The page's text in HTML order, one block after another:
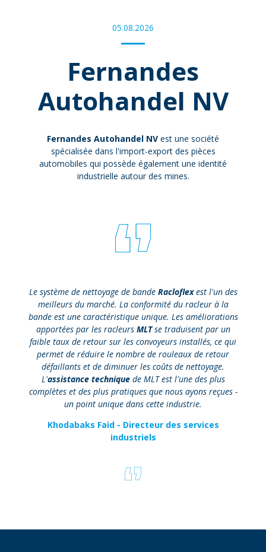
05.08.2026
Fernandes
Autohandel NV
Fernandes Autohandel NV est une société
spécialisée dans l'import-export des pièces
automobiles qui possède également une identité
industrielle autour des mines.
Le système de nettoyage de bande Racloflexest l'un des
meilleurs du marché. La conformité du racleur à la
bande est une caractéristique unique. Les améliorations
apportées par les racleurs MLT se traduisent par un
faible taux de retour sur les convoyeurs installés, ce qui
permet de réduire le nombre de rouleaux de retour
défaillants et de diminuer les coûts de nettoyage.
L'assistance techniquede MLT est l'une des plus
complètes et des plus pratiques que nous ayons reçues -
un point unique dans cette industrie.
Khodabaks Faid - Directeur des services
industriels